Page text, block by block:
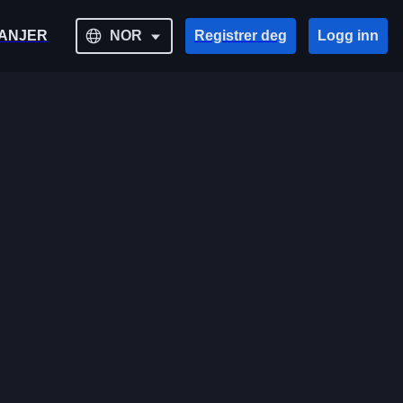
NOR Registrer deg Logg inn